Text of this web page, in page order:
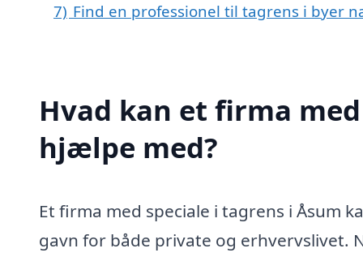
7) Find en professionel til tagrens i byer
Hvad kan et firma
hjælpe med?
Et firma med speciale i tagrens i Åsum
gavn for både private og erhvervslivet.